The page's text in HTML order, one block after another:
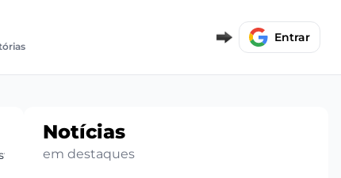
Entrar
Notícias
em destaques